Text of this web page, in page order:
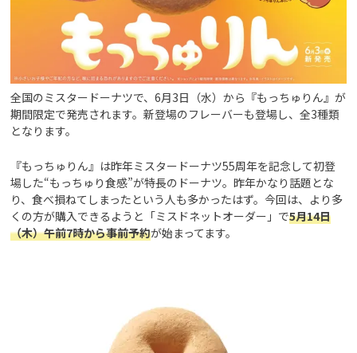
全国のミスタードーナツで、6月3日（水）から『もっちゅりん』が
期間限定で発売されます。新登場のフレーバーも登場し、全3種類
となります。
『もっちゅりん』は昨年ミスタードーナツ55周年を記念して初登
場した“もっちゅり食感”が特長のドーナツ。昨年かなり話題とな
り、食べ損ねてしまったという人も多かったはず。今回は、より多
くの方が購入できるようと「ミスドネットオーダー」で5月14日
（木）午前7時から事前予約が始まってます。